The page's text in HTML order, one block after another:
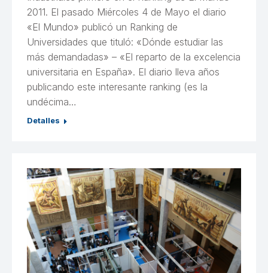
2011. El pasado Miércoles 4 de Mayo el diario
«El Mundo» publicó un Ranking de
Universidades que tituló: «Dónde estudiar las
más demandadas» – «El reparto de la excelencia
universitaria en España». El diario lleva años
publicando este interesante ranking (es la
undécima…
Detalles